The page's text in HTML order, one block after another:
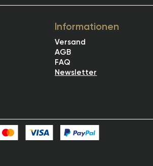
Informationen
Versand
AGB
FAQ
Newsletter